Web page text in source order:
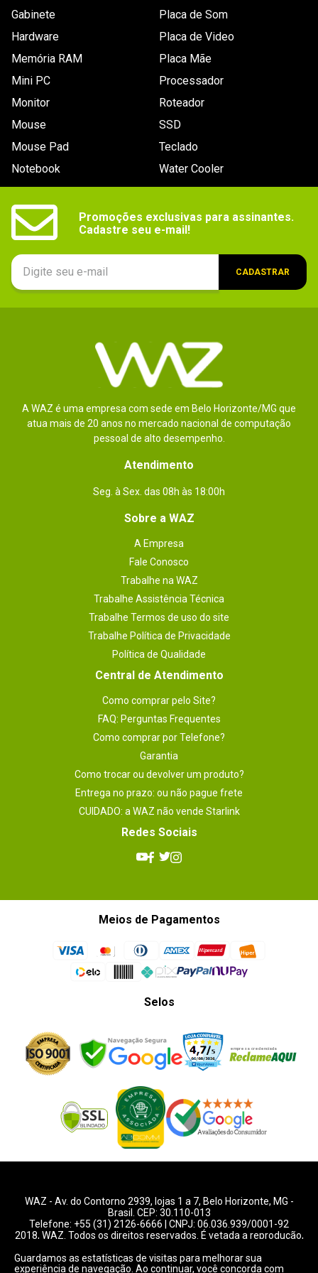
Gabinete
Hardware
Memória RAM
Mini PC
Monitor
Mouse
Mouse Pad
Notebook
Placa de Som
Placa de Video
Placa Mãe
Processador
Roteador
SSD
Teclado
Water Cooler
Promoções exclusivas para assinantes.
Cadastre seu e-mail!
CADASTRAR
A WAZ é uma empresa com sede em Belo Horizonte/MG que
atua mais de 20 anos no mercado nacional de computação
pessoal de alto desempenho.
Atendimento
Seg. à Sex. das 08h às 18:00h
Sobre a WAZ
A Empresa
Fale Conosco
Trabalhe na WAZ
Trabalhe Assistência Técnica
Trabalhe Termos de uso do site
Trabalhe Política de Privacidade
Política de Qualidade
Central de Atendimento
Como comprar pelo Site?
FAQ: Perguntas Frequentes
Como comprar por Telefone?
Garantia
Como trocar ou devolver um produto?
Entrega no prazo: ou não pague frete
CUIDADO: a WAZ não vende Starlink
Redes Sociais
Meios de Pagamentos
Selos
WAZ - Av. do Contorno 2939, lojas 1 a 7, Belo Horizonte, MG -
Brasil. CEP: 30.110-013
Telefone: +55 (31) 2126-6666 | CNPJ: 06.036.939/0001-92
2018, WAZ. Todos os direitos reservados. É vetada a reprodução,
Preços e condições de pagamentos válidos exclusivamente
Guardamos as estatísticas de visitas para melhorar sua
experiência de navegação. Ao continuar, você concorda com